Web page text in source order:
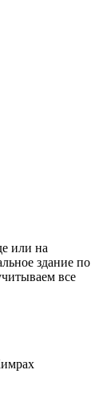
или на
здание по
все